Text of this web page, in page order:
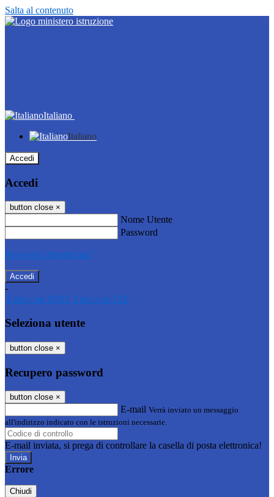
Salta al contenuto
Italiano
Italiano
Accedi
Accedi
button close ×
Nome Utente
Password
Password dimenticata?
-
Entra con SPID Entra con CIE
Seleziona utente
button close ×
Recupero password
button close ×
E-mail Verrà inviato un messaggio
all'indirizzo indicato con le istruzioni necessarie.
E-mail inviata, si prega di controllare la casella di posta elettronica!
Errore
Chiudi